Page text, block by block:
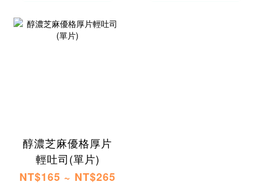
醇濃芝麻優格厚片
輕吐司​(單片)
NT$165 ~ NT$265